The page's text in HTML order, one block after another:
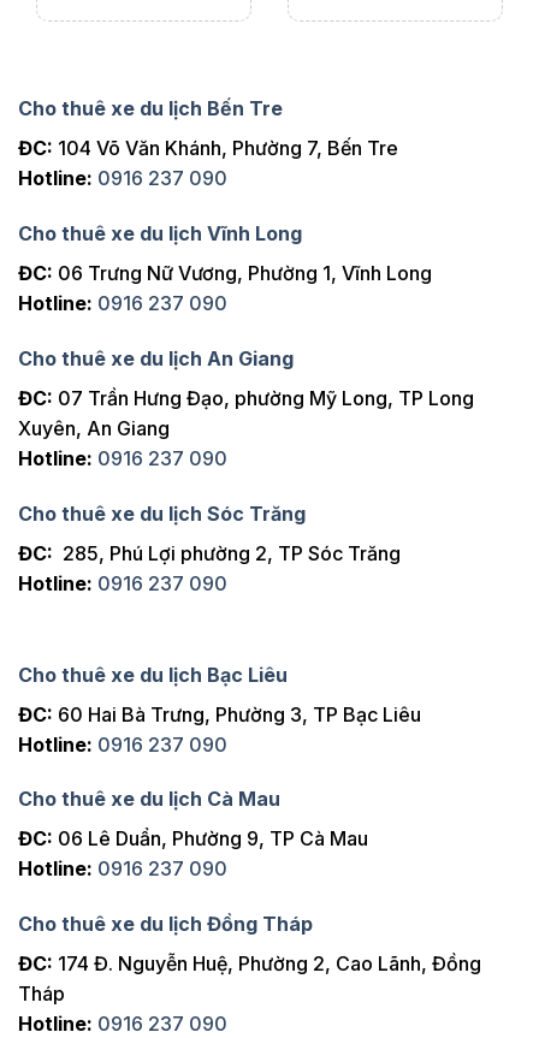
Cho thuê xe du lịch Bến Tre
ĐC: 104 Võ Văn Khánh, Phường 7, Bến Tre
Hotline: 0916 237 090
Cho thuê xe du lịch Vĩnh Long
ĐC: 06 Trưng Nữ Vương, Phường 1, Vĩnh Long
Hotline: 0916 237 090
Cho thuê xe du lịch An Giang
ĐC: 07 Trần Hưng Đạo, phường Mỹ Long, TP Long
Xuyên, An Giang
Hotline: 0916 237 090
Cho thuê xe du lịch Sóc Trăng
ĐC: 285, Phú Lợi phường 2, TP Sóc Trăng
Hotline: 0916 237 090
Cho thuê xe du lịch Bạc Liêu
ĐC: 60 Hai Bà Trưng, Phường 3, TP Bạc Liêu
Hotline: 0916 237 090
Cho thuê xe du lịch Cà Mau
ĐC: 06 Lê Duẩn, Phường 9, TP Cà Mau
Hotline: 0916 237 090
Cho thuê xe du lịch Đồng Tháp
ĐC: 174 Đ. Nguyễn Huệ, Phường 2, Cao Lãnh, Đồng
Tháp
Hotline: 0916 237 090